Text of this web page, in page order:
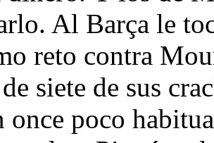
Al Barça le
reto contra
siete de sus
once poco